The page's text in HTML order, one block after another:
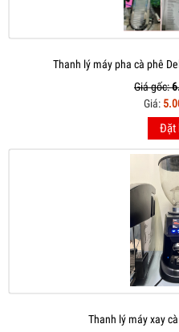
Thanh lý máy pha cà phê
Giá gốc:
Giá:
Đặt
Thanh lý máy xay